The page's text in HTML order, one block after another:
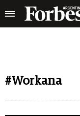
#Workana